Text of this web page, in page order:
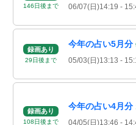
146日後 まで 06/07(日)14:19 -
録画あり
29日後 まで
今年の占い5月分
05/03(日)13:13 -
録画あり
108日後 まで
今年の占い4月分
04/05(日)13:46 -